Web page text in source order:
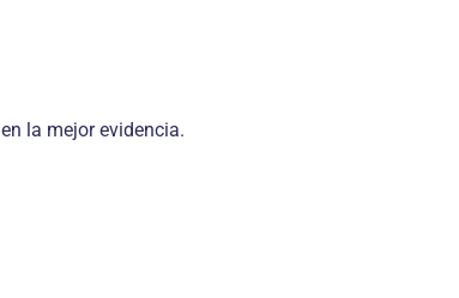
la mejor eviden­cia.